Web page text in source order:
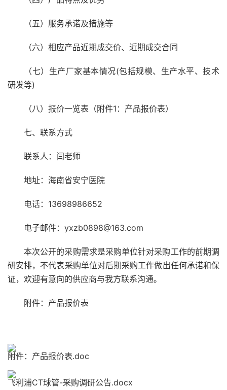
（五）服务承诺及措施等
（六）相应产品近期成交价、近期成交合同
（七）生产厂家基本情况(包括规模、生产水平、技术
研发等)
（八）报价一览表（附件1：产品报价表）
七、联系方式
联系人：闫老师
地址：海南省安宁医院
电话：13698986652
电子邮件：yxzb0898@163.com
本次公开的采购需求是采购单位针对采购工作的前期调
研安排，不代表采购单位对后期采购工作做出任何承诺和保
证，欢迎有意向的供应商与我方联系沟通。
附件：产品报价表
附件：产品报价表.doc
飞利浦CT球管-采购调研公告.docx